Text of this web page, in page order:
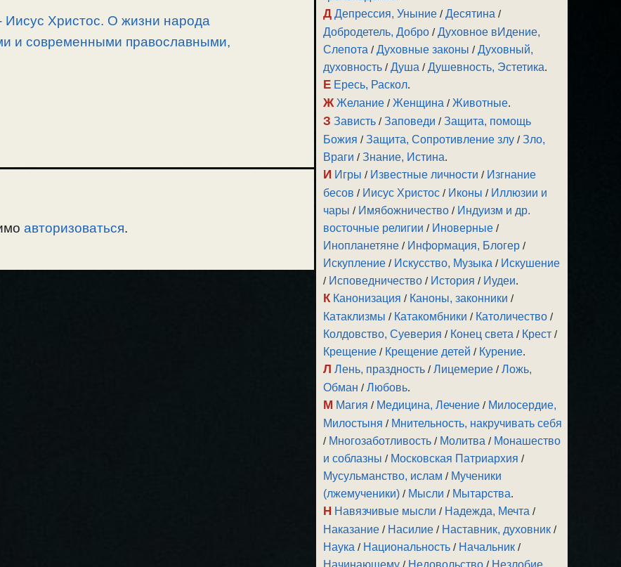
Иисус Христос. О жизни народа
и современными православными,
авторизоваться.
Д Депрессия, Уныние /Десятина /
Добродетель, Добро /Духовное вИдение,
Слепота /Духовные законы /Духовный,
духовность /Душа /Душевность, Эстетика.
Е Ересь, Раскол.
Ж Желание /Женщина /Животные.
З Зависть /Заповеди /Защита, помощь
Божия /Защита, Сопротивление злу /Зло,
Враги /Знание, Истина.
И Игры / Известные личности / Изгнание
бесов / Иисус Христос / Иконы / Иллюзии и
чары / Имябожничество / Индуизм и др.
восточные религии / Иноверные /
Инопланетяне / Информация, Блогер /
Искупление / Искусство, Музыка / Искушение
/ Исповедничество / История / Иудеи.
К Канонизация / Каноны, законники /
Катаклизмы / Катакомбники / Католичество /
Колдовство, Суеверия / Конец света / Крест /
Крещение / Крещение детей / Курение.
Л Лень, праздность /Лицемерие /Ложь,
Обман /Любовь.
М Магия / Медицина, Лечение / Милосердие,
Милостыня / Мнительность, накручивать себя
/ Многозаботливость / Молитва / Монашество
и соблазны / Московская Патриархия /
Мусульманство, ислам / Мученики
(лжемученики) / Мысли / Мытарства.
Н Навязчивые мысли / Надежда, Мечта /
Наказание / Насилие / Наставник, духовник /
Наука / Национальность / Начальник /
Начинающему / Недовольство / Незлобие,